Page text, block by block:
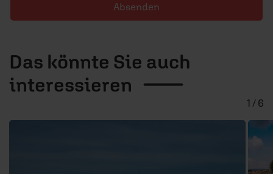
Absenden
Das könnte Sie auch
interessieren
1 / 6